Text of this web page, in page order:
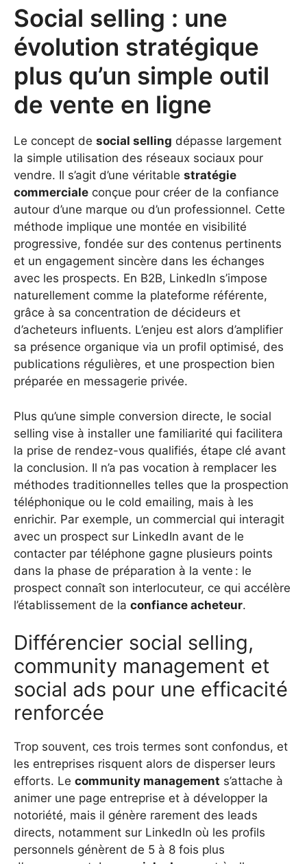
Social selling : une
évolution stratégique
plus qu’un simple outil
de vente en ligne
Le concept de social selling dépasse largement
la simple utilisation des réseaux sociaux pour
vendre. Il s’agit d’une véritable stratégie
commerciale conçue pour créer de la confiance
autour d’une marque ou d’un professionnel. Cette
méthode implique une montée en visibilité
progressive, fondée sur des contenus pertinents
et un engagement sincère dans les échanges
avec les prospects. En B2B, LinkedIn s’impose
naturellement comme la plateforme référente,
grâce à sa concentration de décideurs et
d’acheteurs influents. L’enjeu est alors d’amplifier
sa présence organique via un profil optimisé, des
publications régulières, et une prospection bien
préparée en messagerie privée.
Plus qu’une simple conversion directe, le social
selling vise à installer une familiarité qui facilitera
la prise de rendez-vous qualifiés, étape clé avant
la conclusion. Il n’a pas vocation à remplacer les
méthodes traditionnelles telles que la prospection
téléphonique ou le cold emailing, mais à les
enrichir. Par exemple, un commercial qui interagit
avec un prospect sur LinkedIn avant de le
contacter par téléphone gagne plusieurs points
dans la phase de préparation à la vente : le
prospect connaît son interlocuteur, ce qui accélère
l’établissement de la confiance acheteur.
Différencier social selling,
community management et
social ads pour une efficacité
renforcée
Trop souvent, ces trois termes sont confondus, et
les entreprises risquent alors de disperser leurs
efforts. Le community management s’attache à
animer une page entreprise et à développer la
notoriété, mais il génère rarement des leads
directs, notamment sur LinkedIn où les profils
personnels génèrent de 5 à 8 fois plus